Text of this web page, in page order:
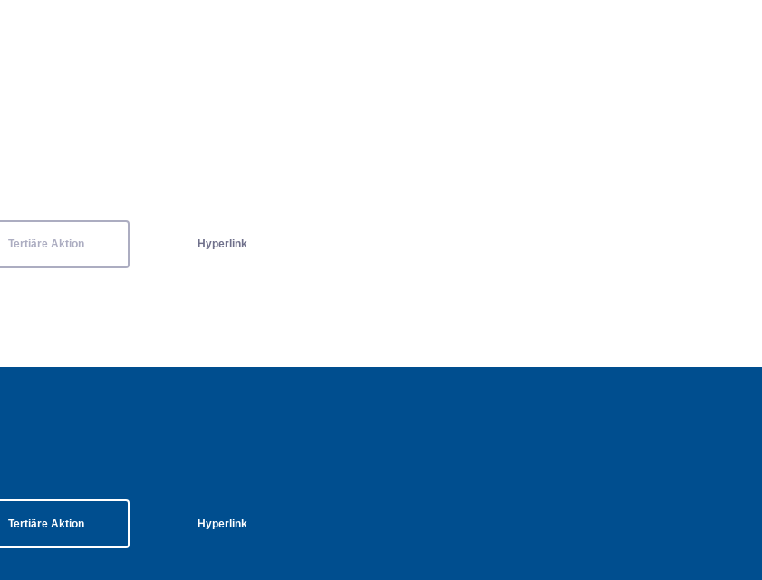
Tertiäre Aktion Hyperlink
Tertiäre Aktion Hyperlink